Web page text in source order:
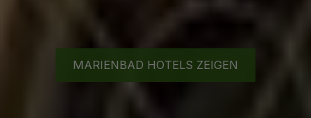
MARIENBAD HOTELS ZEIGEN